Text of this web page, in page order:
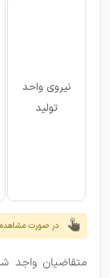
نیروی واحد
تولید
در صورت